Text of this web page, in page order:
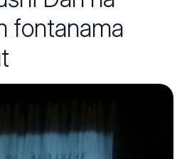
fontanama